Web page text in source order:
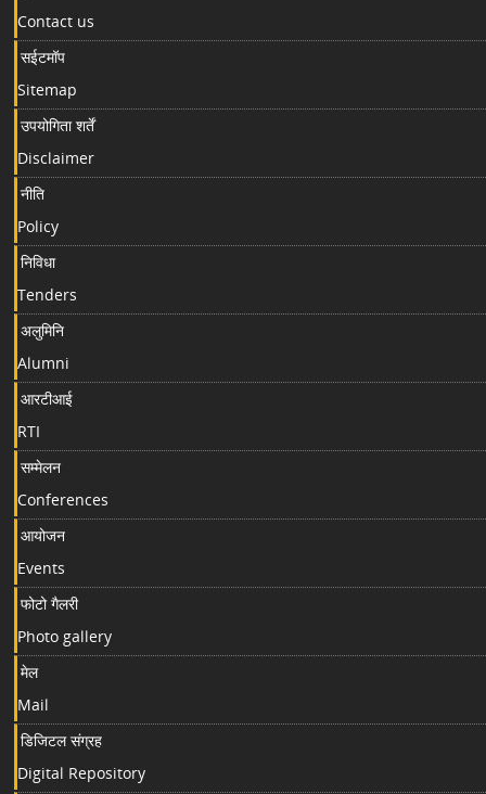
Contact us
सईटमॉप
Sitemap
उपयोगिता शर्तें
Disclaimer
नीति
Policy
निविधा
Tenders
अलुमिनि
Alumni
आरटीआई
RTI
सम्मेलन
Conferences
आयोजन
Events
फोटो गैलरी
Photo gallery
मेल
Mail
डिजिटल संग्रह
Digital Repository